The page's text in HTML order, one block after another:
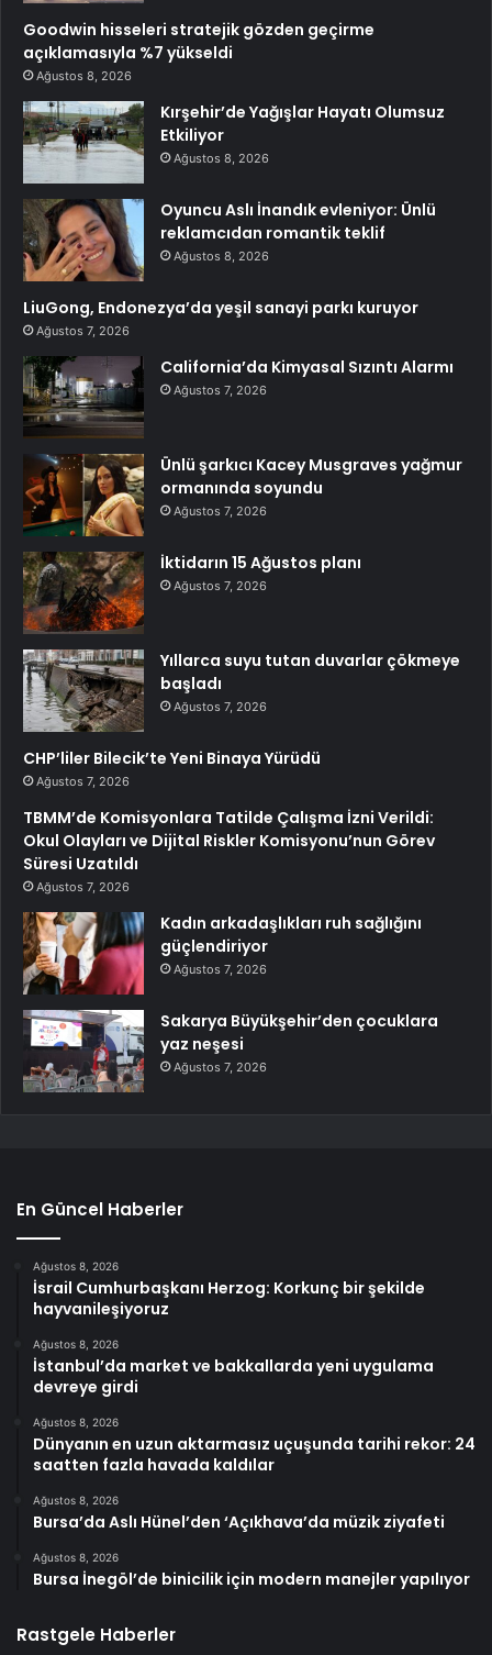
Goodwin hisseleri stratejik gözden geçirme
açıklamasıyla %7 yükseldi
Ağustos 8, 2026
Kırşehir’de Yağışlar Hayatı Olumsuz
Etkiliyor
Ağustos 8, 2026
Oyuncu Aslı İnandık evleniyor: Ünlü
reklamcıdan romantik teklif
Ağustos 8, 2026
LiuGong, Endonezya’da yeşil sanayi parkı kuruyor
Ağustos 7, 2026
California’da Kimyasal Sızıntı Alarmı
Ağustos 7, 2026
Ünlü şarkıcı Kacey Musgraves yağmur
ormanında soyundu
Ağustos 7, 2026
İktidarın 15 Ağustos planı
Ağustos 7, 2026
Yıllarca suyu tutan duvarlar çökmeye
başladı
Ağustos 7, 2026
CHP’liler Bilecik’te Yeni Binaya Yürüdü
Ağustos 7, 2026
TBMM’de Komisyonlara Tatilde Çalışma İzni Verildi:
Okul Olayları ve Dijital Riskler Komisyonu’nun Görev
Süresi Uzatıldı
Ağustos 7, 2026
Kadın arkadaşlıkları ruh sağlığını
güçlendiriyor
Ağustos 7, 2026
Sakarya Büyükşehir’den çocuklara
yaz neşesi
Ağustos 7, 2026
En Güncel Haberler
Ağustos 8, 2026
İsrail Cumhurbaşkanı Herzog: Korkunç bir şekilde
hayvanileşiyoruz
Ağustos 8, 2026
İstanbul’da market ve bakkallarda yeni uygulama
devreye girdi
Ağustos 8, 2026
Dünyanın en uzun aktarmasız uçuşunda tarihi rekor: 24
saatten fazla havada kaldılar
Ağustos 8, 2026
Bursa’da Aslı Hünel’den ‘Açıkhava’da müzik ziyafeti
Ağustos 8, 2026
Bursa İnegöl’de binicilik için modern manejler yapılıyor
Rastgele Haberler